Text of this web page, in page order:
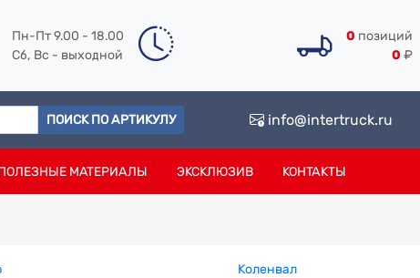
Пн-Пт 9.00 - 18.00
Сб, Вс - выходной
0 позиций
0 ₽
ПОИСК ПО АРТИКУЛУ info@intertruck.ru
МАТЕРИАЛЫ ЭКСКЛЮЗИВ КОНТАКТЫ
Коленвал